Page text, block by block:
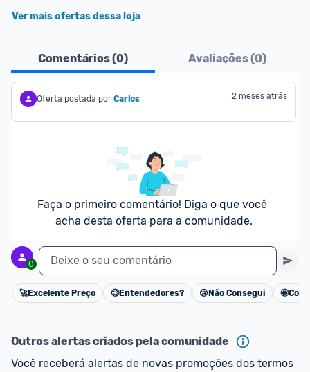
Ver mais ofertas dessa loja
Comentários (0) Avaliações (0)
Oferta postada por Carlos 2 meses atrás
Faça o primeiro comentário! Diga o que você
acha desta oferta para a comunidade.
0 Deixe o seu comentário
Cancelar
🚀Excelente Preço 🧐Entendedores? 😢 Não Consegui 🤩
Outros alertas criados pela comunidade
Você receberá alertas de novas promoções dos termos